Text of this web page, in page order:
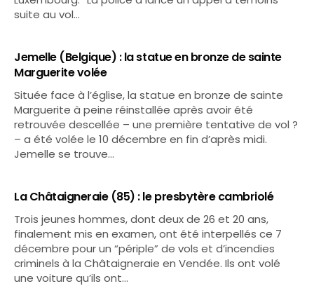
suite au vol…
Jemelle (Belgique) : la statue en bronze de sainte
Marguerite volée
Située face à l’église, la statue en bronze de sainte
Marguerite à peine réinstallée après avoir été
retrouvée descellée – une première tentative de vol ?
– a été volée le 10 décembre en fin d’après midi.
Jemelle se trouve…
La Châtaigneraie (85) : le presbytère cambriolé
Trois jeunes hommes, dont deux de 26 et 20 ans,
finalement mis en examen, ont été interpellés ce 7
décembre pour un “périple” de vols et d’incendies
criminels à la Châtaigneraie en Vendée. Ils ont volé
une voiture qu’ils ont…